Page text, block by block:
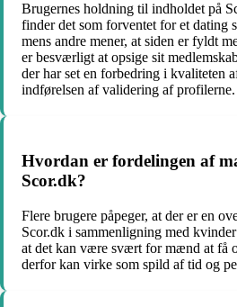
Brugernes holdning til indholdet på
finder det som forventet for et dating
mens andre mener, at siden er fyldt
er besværligt at opsige sit
der har set en forbedring i kvaliteten
indførelsen af validering af profilerne.
Hvordan er fordelingen af
Scor.dk?
Flere brugere påpeger, at der er en
Scor.dk i sammenligning med
at det kan være svært for mænd at få
derfor kan virke som spild af tid og